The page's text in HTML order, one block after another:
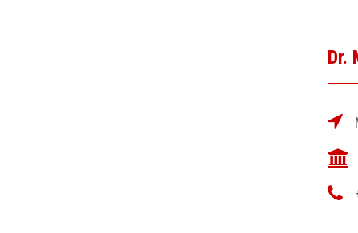
Dr.